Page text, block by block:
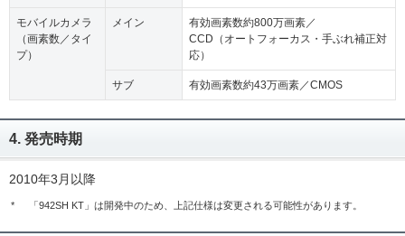
モバイルカメラ
（画素数／タイ
プ）
メイン
有効画素数約800万画素／
CCD（オートフォーカス・手ぶれ補正対
応）
サブ 有効画素数約43万画素／CMOS
4. 発売時期
2010年3月以降
* 「942SH KT」は開発中のため、上記仕様は変更される可能性があります。